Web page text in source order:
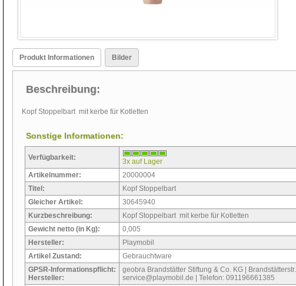
Produkt Informationen Bilder
Beschreibung:
Kopf Stoppelbart mit kerbe für Kotletten
Sonstige Informationen:
Verfügbarkeit:
3x auf Lager
Artikelnummer:
20000004
Titel:
Kopf Stoppelbart
Gleicher Artikel:
30645940
Kurzbeschreibung:
Kopf Stoppelbart mit kerbe für Kotletten
Gewicht netto (in Kg):
0,005
Hersteller:
Playmobil
Artikel Zustand:
Gebrauchtware
GPSR-Informationspflicht:
Hersteller:
geobra Brandstätter Stiftung & Co. KG |
service@playmobil.de | Telefon: 091196661385